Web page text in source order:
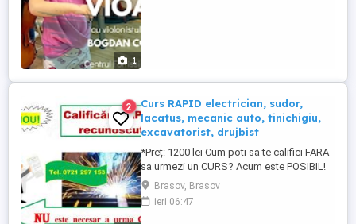
1
2
Curs RAPID electrician, sudor,
lacatus, mecanic auto, tinichigiu,
excavatorist, drujbist
*Preț: 1200 lei Cum poti sa te califici FARA
sa urmezi un CURS? Acum este POSIBIL!
Oferim tuturor persoanelor interesate
posibilitatea sa se califice in CATEVA zile.
Sudorul realizeaza lucrari de imbinari
Brasov, Brasov
ieri 06:47